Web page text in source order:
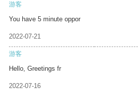
游客
You have 5 minute oppor
2022-07-21
游客
Hello, Greetings fr
2022-07-16